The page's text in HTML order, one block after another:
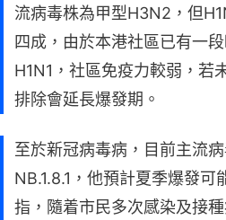
流病毒株為甲型H3N2，但
四成，由於本港社區已有一
H1N1，社區免疫力較弱，若
排除會延長爆發期。
至於新冠病毒病，目前主流
NB.1.8.1，他預計夏季爆發
指，隨着市民多次感染及接